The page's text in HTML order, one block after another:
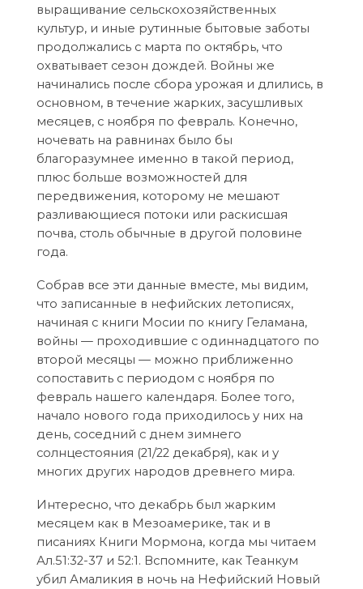
выращивание сельскохозяйственных
культур, и иные рутинные бытовые заботы
продолжались с марта по октябрь, что
охватывает сезон дождей. Войны же
начинались после сбора урожая и длились, в
основном, в течение жарких, засушливых
месяцев, с ноября по февраль. Конечно,
ночевать на равнинах было бы
благоразумнее именно в такой период,
плюс больше возможностей для
передвижения, которому не мешают
разливающиеся потоки или раскисшая
почва, столь обычные в другой половине
года.
Собрав все эти данные вместе, мы видим,
что записанные в нефийских летописях,
начиная с книги Мосии по книгу Геламана,
войны — проходившие с одиннадцатого по
второй месяцы — можно приближенно
сопоставить с периодом с ноября по
февраль нашего календаря. Более того,
начало нового года приходилось у них на
день, соседний с днем зимнего
солнцестояния (21/22 декабря), как и у
многих других народов древнего мира.
Интересно, что декабрь был жарким
месяцем как в Мезоамерике, так и в
писаниях Книги Мормона, когда мы читаем
Ал.51:32-37 и 52:1. Вспомните, как Теанкум
убил Амаликия в ночь на Нефийский Новый